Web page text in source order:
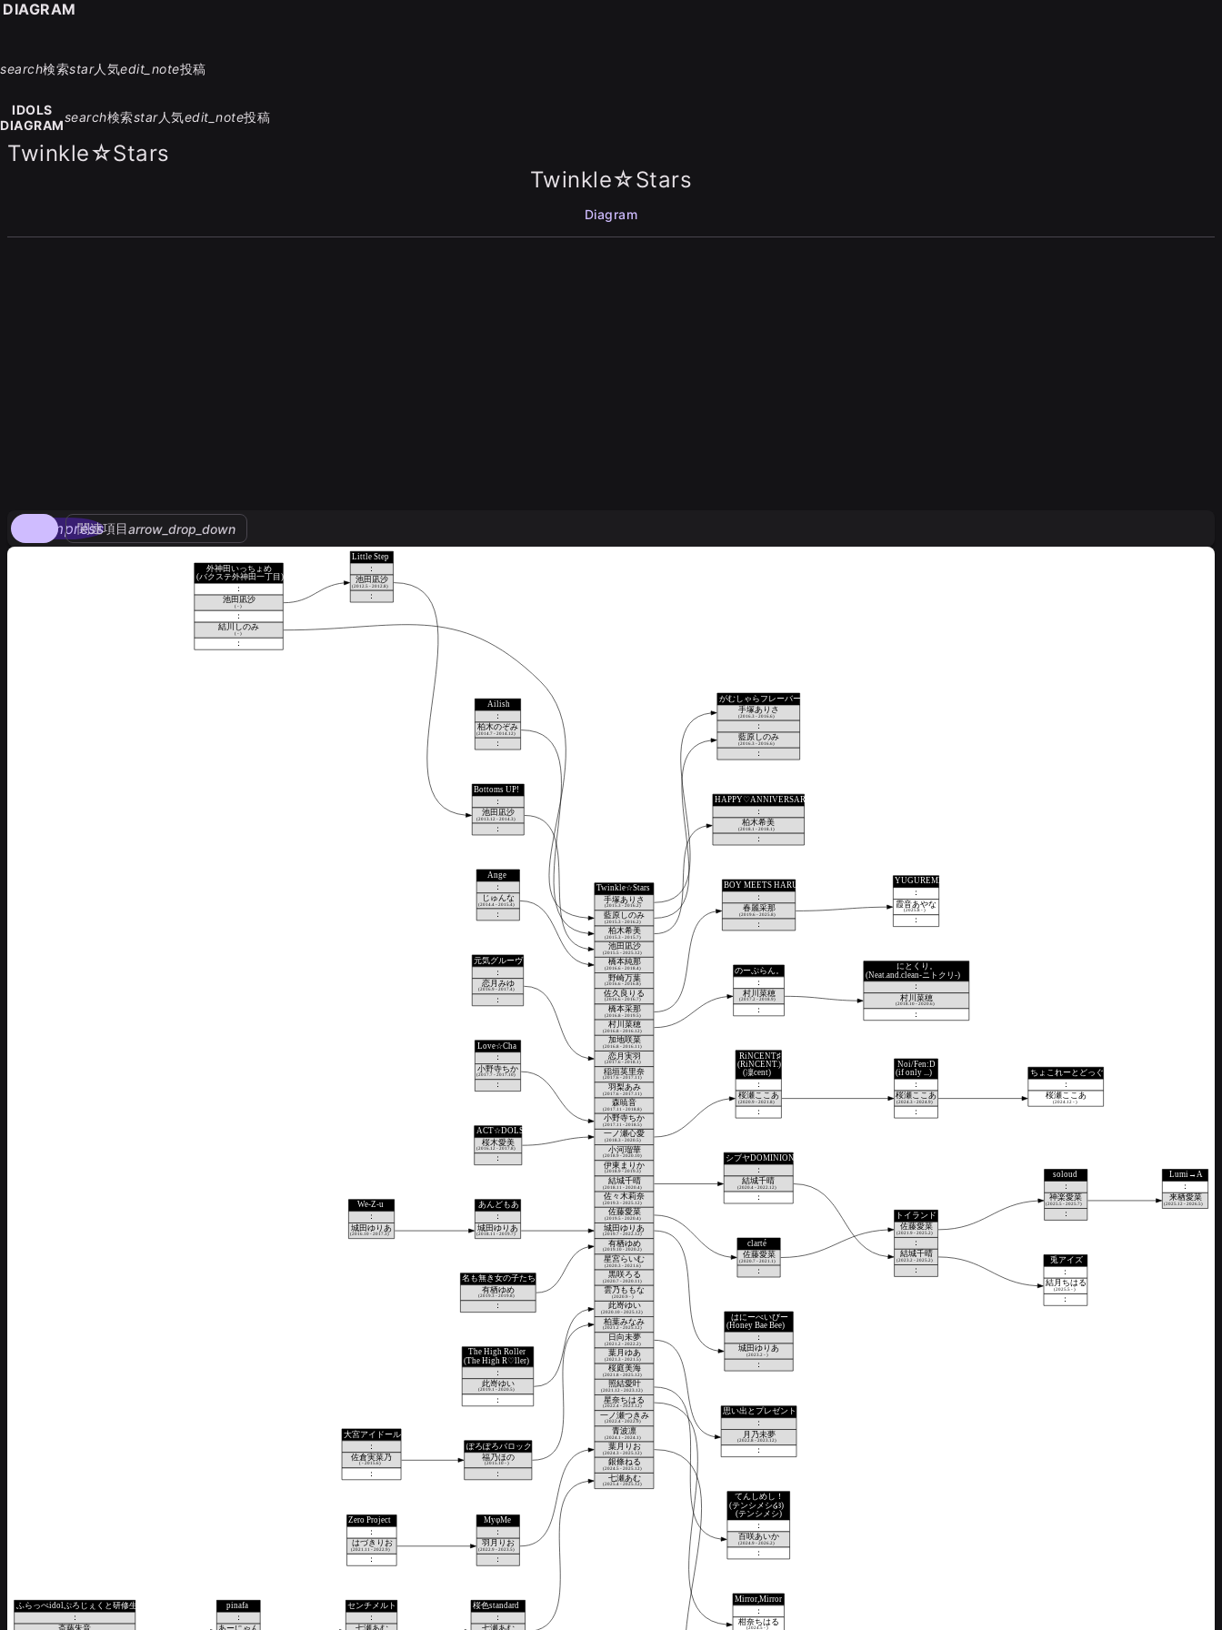
search検索star人気edit_note投稿
IDOLS
DIAGRAM
search検索star人気edit_note投稿
Twinkle☆Stars
Twinkle☆Stars
Diagram
compress
関連項目arrow_drop_down